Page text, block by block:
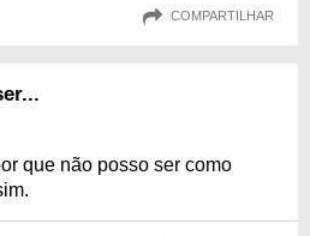
COMPARTILHAR
que não posso ser como